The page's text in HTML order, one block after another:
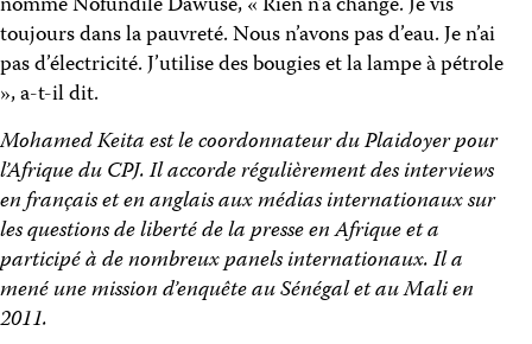
toujours dans la pauvreté. Nous n’avons pas d’eau. Je n’ai
pas d’électricité. J’utilise des bougies et la lampe à pétrole
», a-t-il dit.
Mohamed Keita est le coordonnateur du Plaidoyer pour
l’Afrique du CPJ. Il accorde régulièrement des interviews
en français et en anglais aux médias internationaux sur
les questions de liberté de la presse en Afrique et a
participé à de nombreux panels internationaux. Il a
mené une mission d’enquête au Sénégal et au Mali en
2011.